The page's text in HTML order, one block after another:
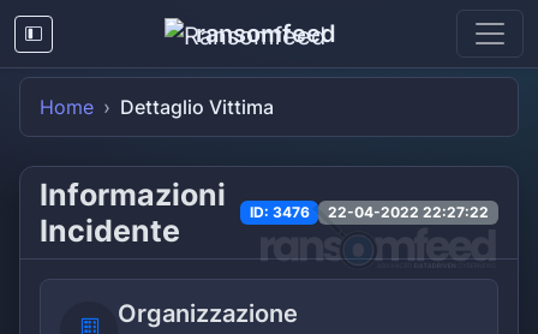
ransomfeed
Home Dettaglio Vittima
Informazioni
Incidente
ID: 3476 22-04-2022 22:27:22
Organizzazione